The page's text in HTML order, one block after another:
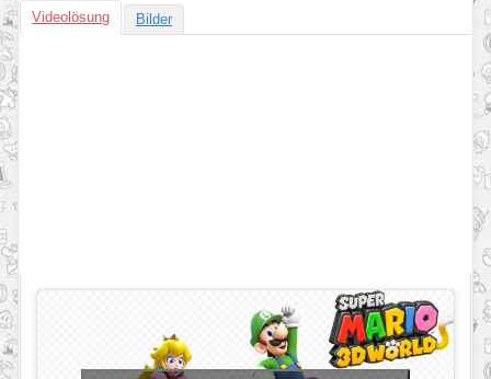
Videolösung Bilder